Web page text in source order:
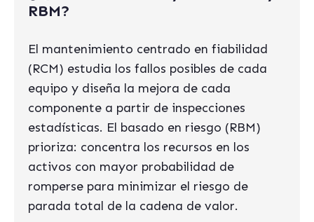
RBM?
El mantenimiento centrado en fiabilidad
(RCM) estudia los fallos posibles de cada
equipo y diseña la mejora de cada
componente a partir de inspecciones
estadísticas. El basado en riesgo (RBM)
prioriza: concentra los recursos en los
activos con mayor probabilidad de
romperse para minimizar el riesgo de
parada total de la cadena de valor.